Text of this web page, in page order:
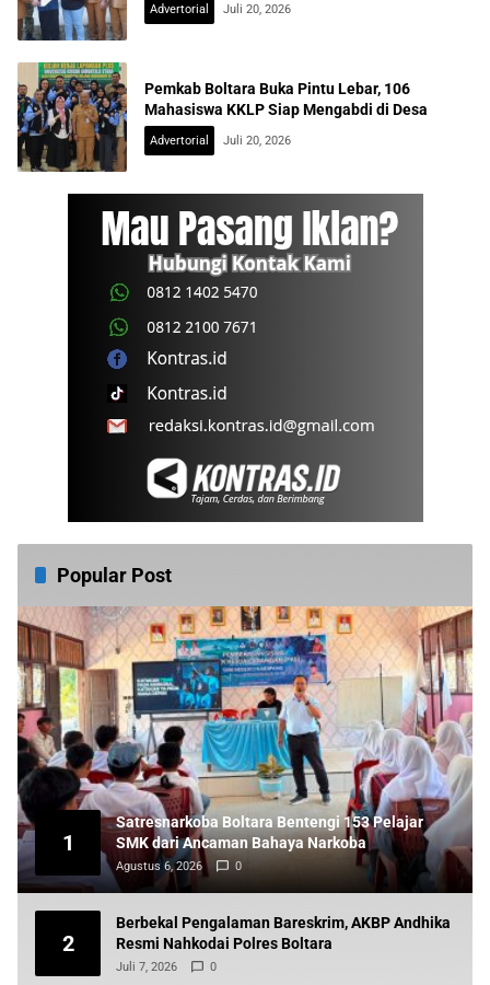
Advertorial Juli 20, 2026
Pemkab Boltara Buka Pintu Lebar, 106
Mahasiswa KKLP Siap Mengabdi di Desa
Advertorial Juli 20, 2026
Popular Post
1
Satresnarkoba Boltara Bentengi 153 Pelajar
SMK dari Ancaman Bahaya Narkoba
Agustus 6, 2026 0
2
Berbekal Pengalaman Bareskrim, AKBP Andhika
Resmi Nahkodai Polres Boltara
Juli 7, 2026 0